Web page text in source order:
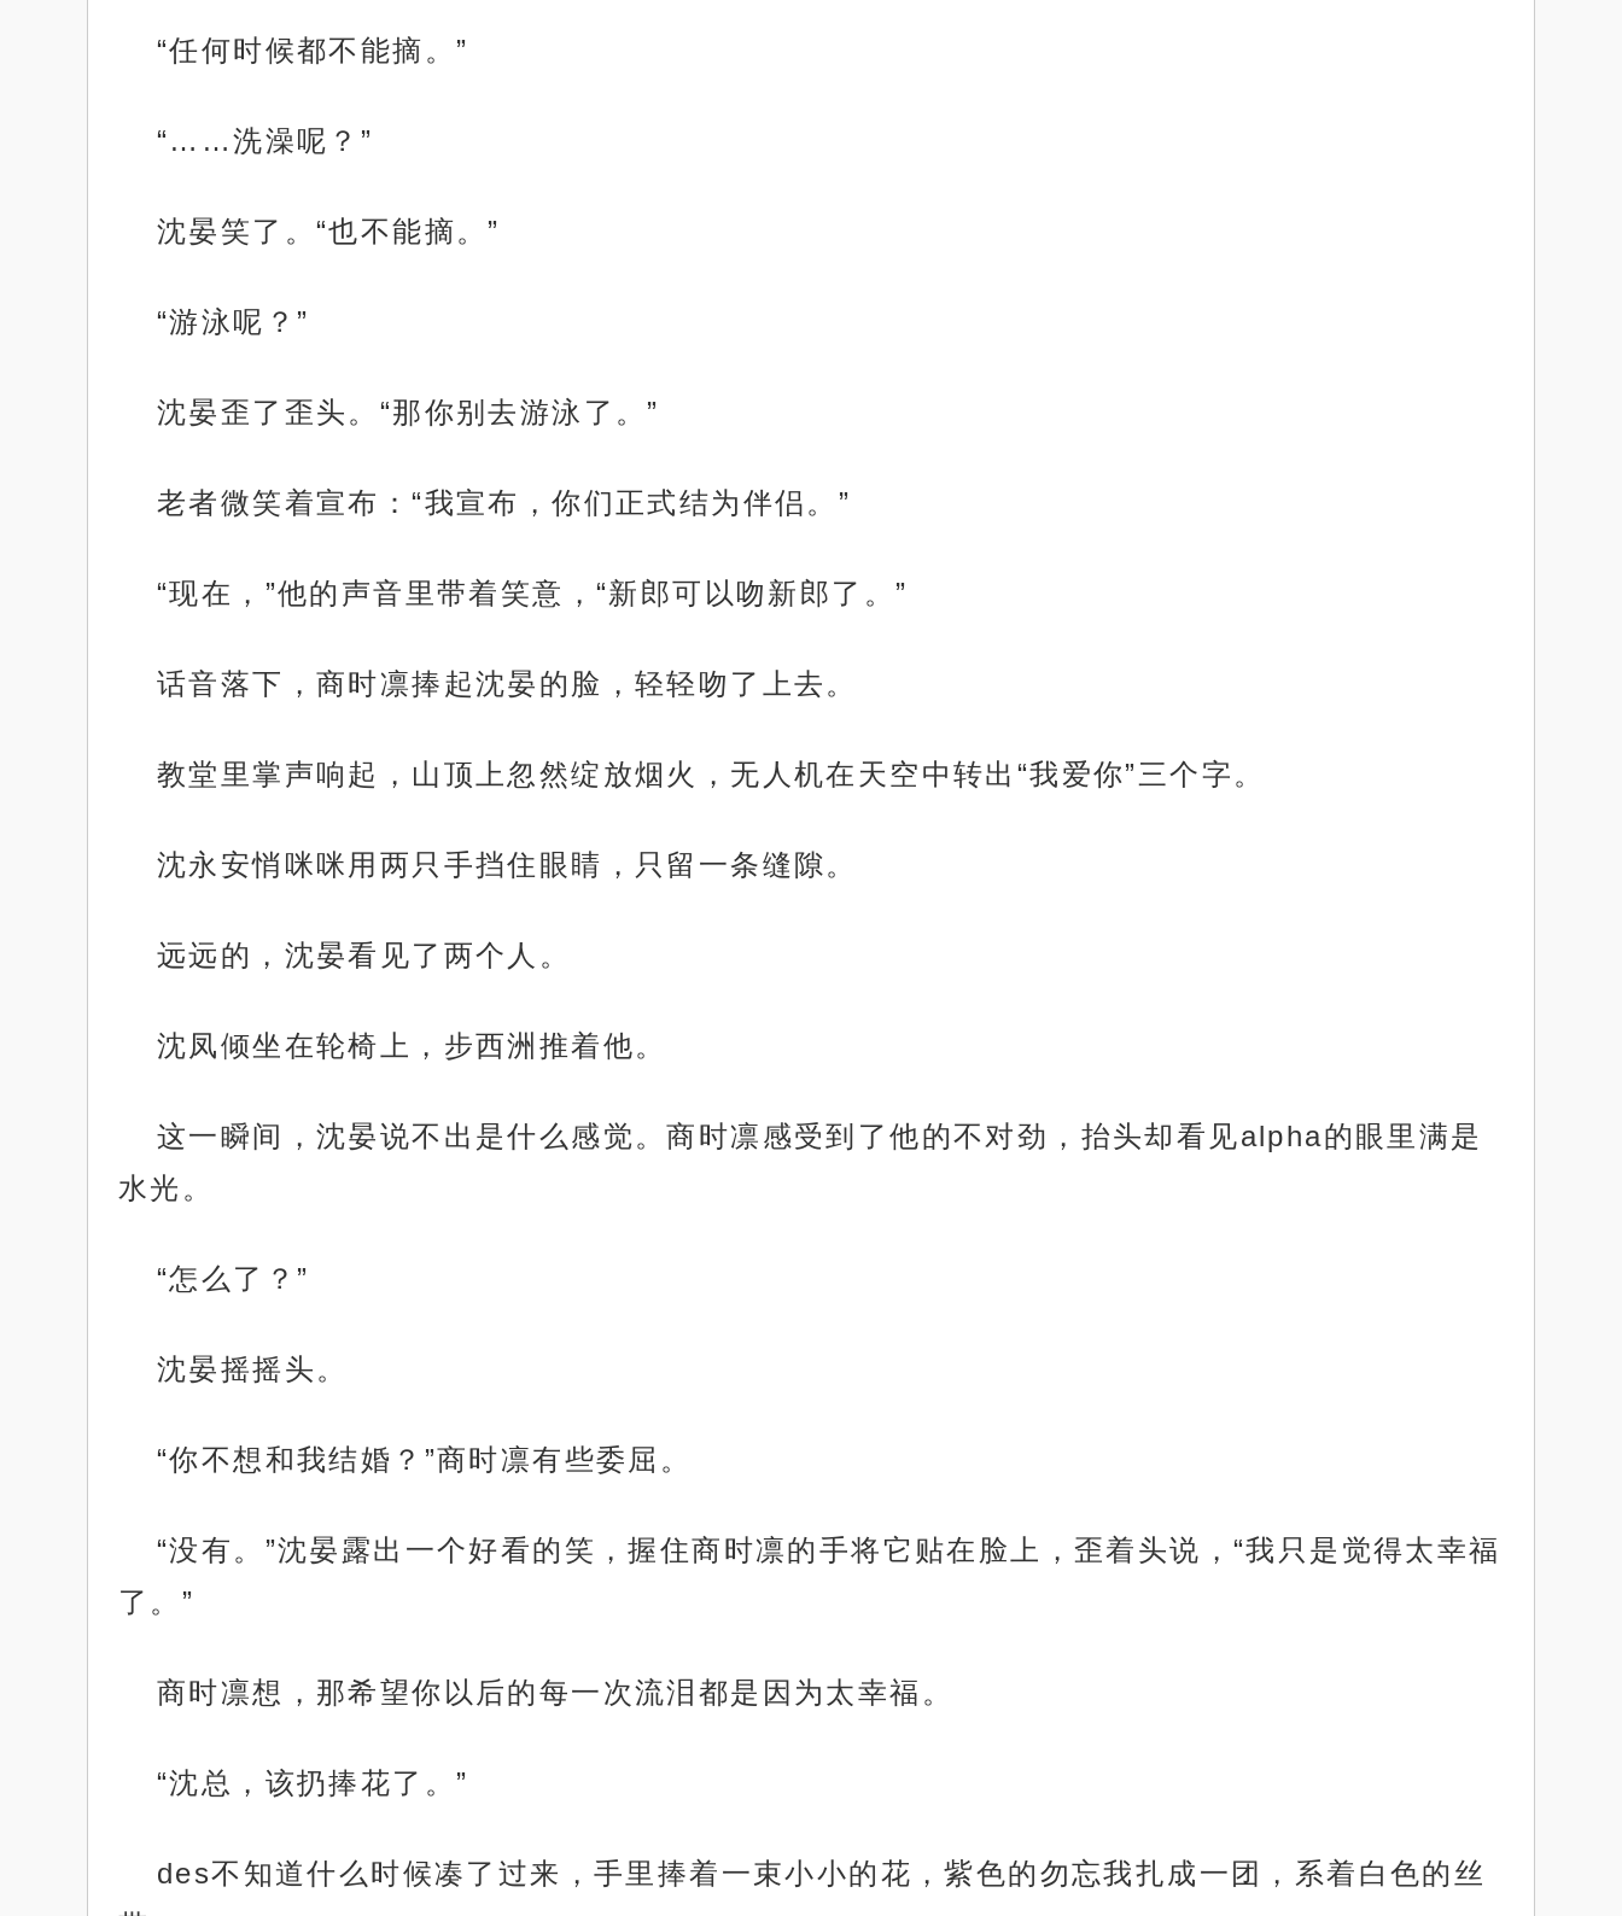
“任何时候都不能摘。”
“……洗澡呢？”
沈晏笑了。“也不能摘。”
“游泳呢？”
沈晏歪了歪头。“那你别去游泳了。”
老者微笑着宣布：“我宣布，你们正式结为伴侣。”
“现在，”他的声音里带着笑意，“新郎可以吻新郎了。”
话音落下，商时凛捧起沈晏的脸，轻轻吻了上去。
教堂里掌声响起，山顶上忽然绽放烟火，无人机在天空中转出“我爱你”三个字。
沈永安悄咪咪用两只手挡住眼睛，只留一条缝隙。
远远的，沈晏看见了两个人。
沈凤倾坐在轮椅上，步西洲推着他。
这一瞬间，沈晏说不出是什么感觉。商时凛感受到了他的不对劲，抬头却看见alpha的眼里满是
水光。
“怎么了？”
沈晏摇摇头。
“你不想和我结婚？”商时凛有些委屈。
“没有。”沈晏露出一个好看的笑，握住商时凛的手将它贴在脸上，歪着头说，“我只是觉得太幸福
了。”
商时凛想，那希望你以后的每一次流泪都是因为太幸福。
“沈总，该扔捧花了。”
des不知道什么时候凑了过来，手里捧着一束小小的花，紫色的勿忘我扎成一团，系着白色的丝